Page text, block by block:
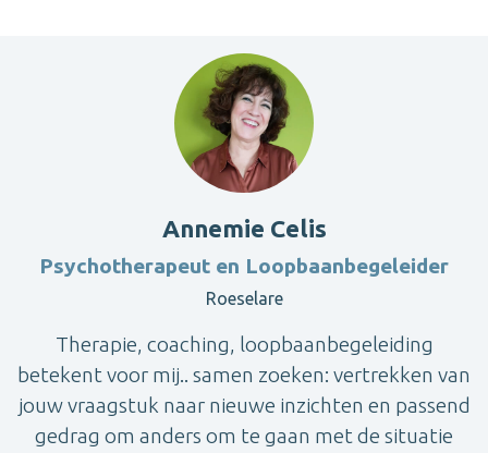
Annemie Celis
Psychotherapeut en Loopbaanbegeleider
Roeselare
Therapie, coaching, loopbaanbegeleiding
betekent voor mij.. samen zoeken: vertrekken van
jouw vraagstuk naar nieuwe inzichten en passend
gedrag om anders om te gaan met de situatie